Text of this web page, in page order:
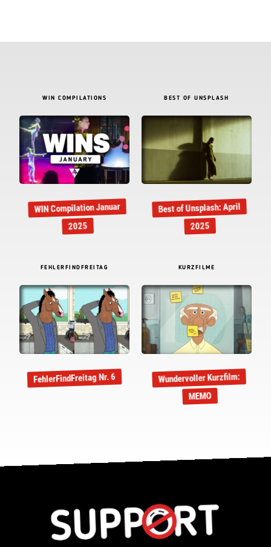
WIN COMPILATIONS
WIN Compilation Januar
2025
BEST OF UNSPLASH
Best of Unsplash: April
2025
FEHLERFINDFREITAG
FehlerFindFreitag Nr. 6
KURZFILME
Wundervoller Kurzfilm:
MEMO